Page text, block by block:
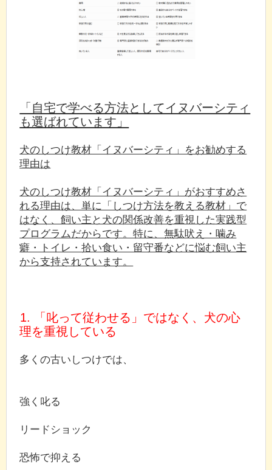
「自宅で学べる方法としてイヌバーシティ
も選ばれています」
犬のしつけ教材「イヌバーシティ」をお勧めする
理由は
犬のしつけ教材「イヌバーシティ」がおすすめさ
れる理由は、単に「しつけ方法を教える教材」で
はなく、飼い主と犬の関係改善を重視した実践型
プログラムだからです。特に、無駄吠え・噛み
癖・トイレ・拾い食い・留守番などに悩む飼い主
から支持されています。
1. 「叱って従わせる」ではなく、犬の心
理を重視している
多くの古いしつけでは、
強く叱る
リードショック
恐怖で抑える